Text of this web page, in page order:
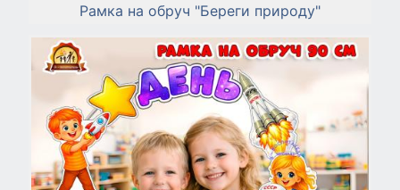
Рамка на обруч "Береги природу"